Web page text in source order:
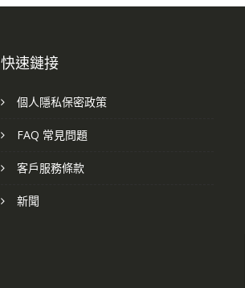
快速鏈接
個人隱私保密政策
FAQ 常見問題
客戶服務條款
新聞